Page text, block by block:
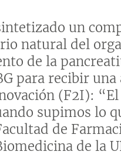
un
natural del
de la
para recibir una
(F2I):
supimos lo
de
de la